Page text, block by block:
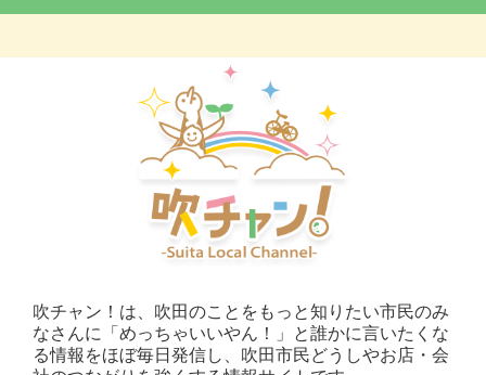
吹チャン！は、吹田のことをもっと知りたい市民のみ
なさんに「めっちゃいいやん！」と誰かに言いたくな
る情報をほぼ毎日発信し、吹田市民どうしやお店・会